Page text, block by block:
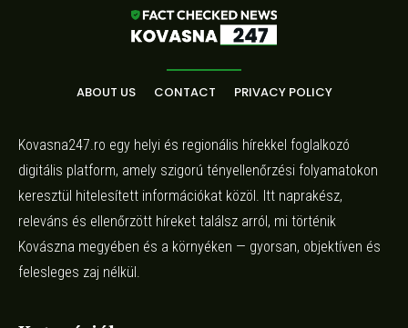
ABOUT US CONTACT PRIVACY POLICY
Kovasna247.ro egy helyi és regionális hírekkel foglalkozó
digitális platform, amely szigorú tényellenőrzési folyamatokon
keresztül hitelesített információkat közöl. Itt naprakész,
releváns és ellenőrzött híreket találsz arról, mi történik
Kovászna megyében és a környéken — gyorsan, objektíven és
felesleges zaj nélkül.